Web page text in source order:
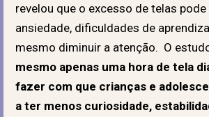
revelou que o excesso de telas
ansiedade, dificuldades de
mesmo diminuir a atenção. O
mesmo apenas uma hora de tela
fazer com que crianças e
a ter menos curiosidade,